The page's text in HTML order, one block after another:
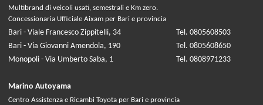
Multibrand di veicoli usati, semestrali e Km zero.
Concessionaria Ufficiale Aixam per Bari e provincia
Bari - Viale Francesco Zippitelli, 34
Tel. 0805608503
Bari - Via Giovanni Amendola, 190
Tel. 0805608650
Monopoli - Via Umberto Saba, 1
Tel. 0808971233
Marino Autoyama
Centro Assistenza e Ricambi Toyota per Bari e provincia